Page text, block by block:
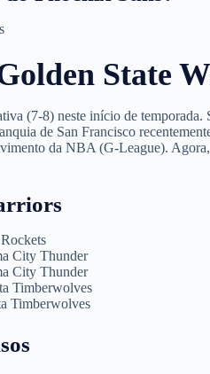
State
(7-8) neste início de
de San Francisco
da NBA (G-League).
City Thunder
City Thunder
Timberwolves
Timberwolves